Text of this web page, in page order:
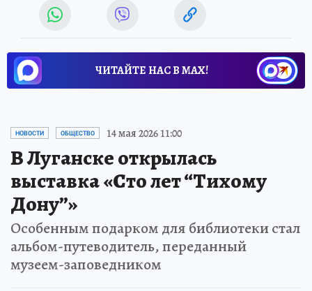
ЧИТАЙТЕ НАС В МАХ!
НОВОСТИ ОБЩЕСТВО 14 мая 2026 11:00
В Луганске открылась
выставка «Сто лет “Тихому
Дону”»
Особенным подарком для библиотеки стал
альбом-путеводитель, переданный
музеем-заповедником